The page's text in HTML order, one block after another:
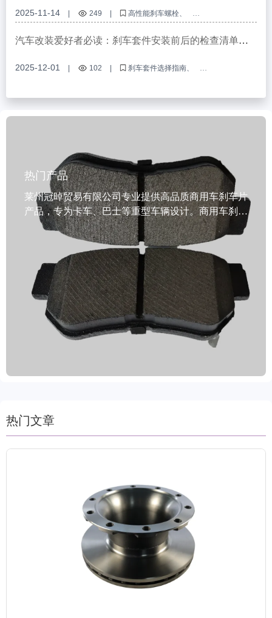
2025-11-14 249
高性能刹车螺栓
定制刹车螺栓规格
汽车制动系统配件
刹车螺栓适配方案
IATF TS16949认证
汽车改装爱好者必读：刹车套件安装前后的检查清单和
2025-12-01 102
刹车套件选择指南
热门产品
莱州冠晫贸易有限公司专业提供高品质商用车刹车片
产品，专为卡车、巴士等重型车辆设计。商用车刹车
片采用半金属、低钢、陶瓷及无铜陶瓷等多种先进材
质，具备卓越耐高温性能（-50℃~700℃），有效缩
短制动距离，提升行车安全性。通过IATF TS16949
和E-MARK R90国际权威认证，符合欧美、俄罗斯等
主要市场的法规要求。产品运行稳定、散热优异、噪
音低、粉尘少，显著改善驾驶环境与客户体验。年产
能达500万套，提供全流程技术支持与售后保障，助
力全球客户实现高效、可靠的制动解决方案。
热门文章